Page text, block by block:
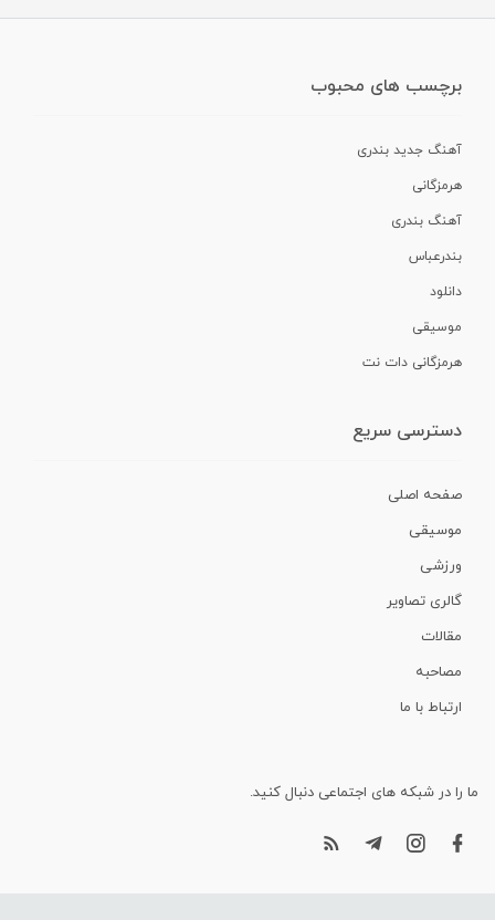
برچسب های محبوب
آهنگ جدید بندری
هرمزگانی
آهنگ بندری
بندرعباس
دانلود
موسیقی
هرمزگانی دات نت
دسترسی سریع
صفحه اصلی
موسیقی
ورزشی
گالری تصاویر
مقالات
مصاحبه
ارتباط با ما
ما را در شبکه های اجتماعی دنبال کنید.